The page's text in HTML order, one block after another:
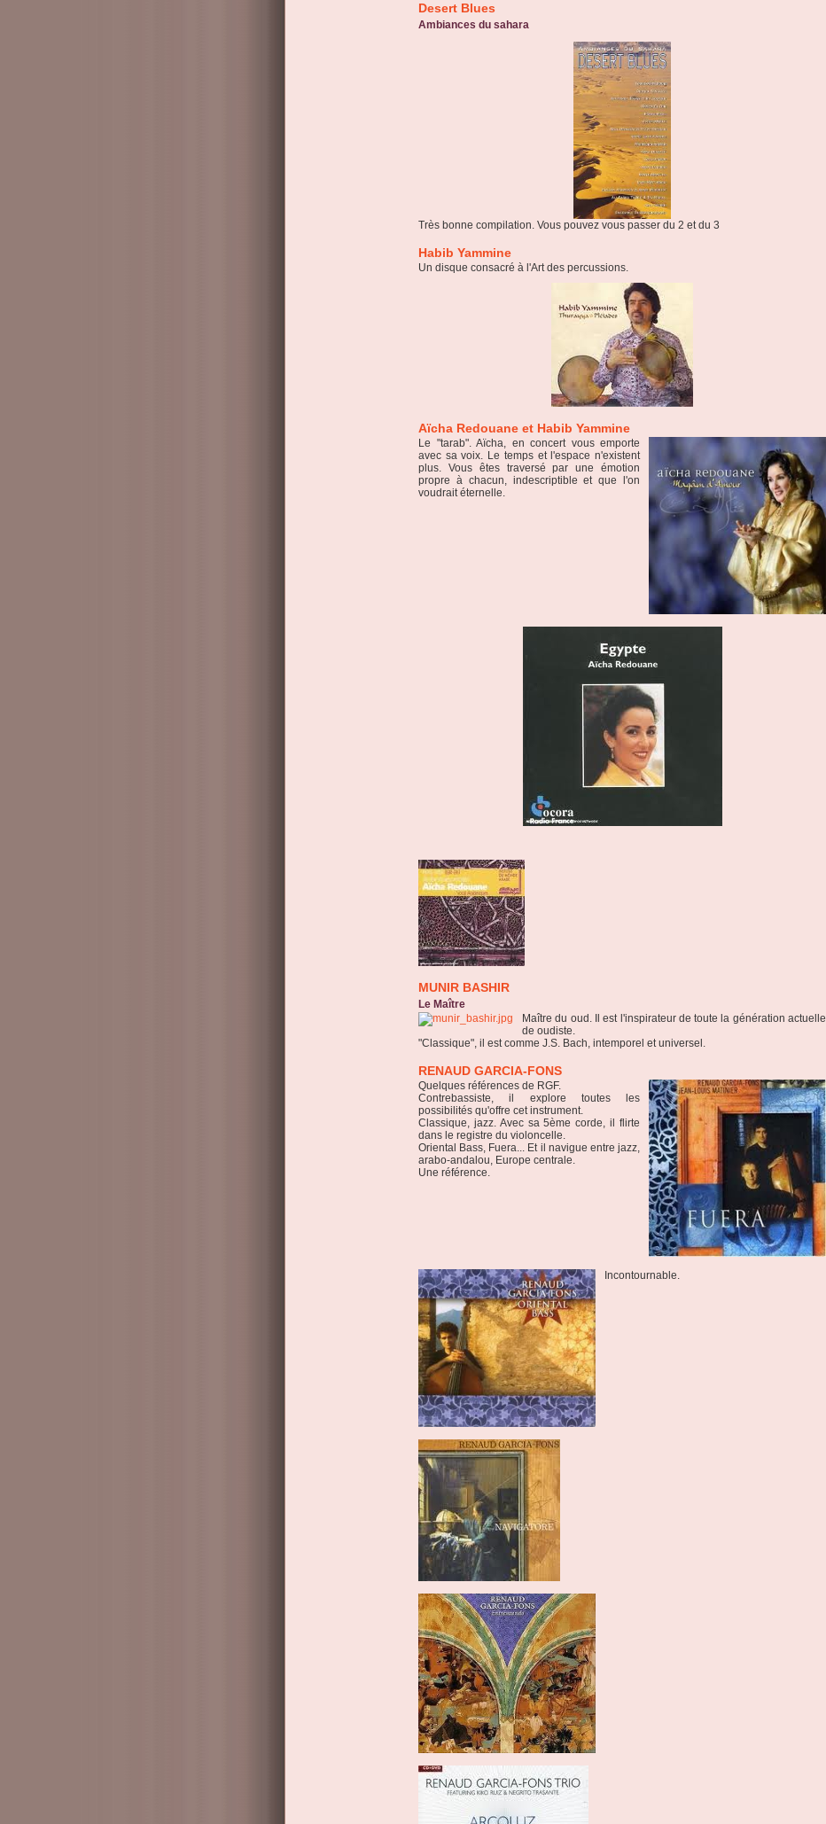
Desert Blues
Ambiances du sahara
Très bonne compilation. Vous pouvez vous passer du 2 et du 3
Habib Yammine
Un disque consacré à l'Art des percussions.
Aïcha Redouane et Habib Yammine
Le "tarab". Aïcha, en concert vous emporte
avec sa voix. Le temps et l'espace n'existent
plus. Vous êtes traversé par une émotion
propre à chacun, indescriptible et que l'on
voudrait éternelle.
MUNIR BASHIR
Le Maître
Maître du oud. Il est l'inspirateur de toute la génération actuelle
de oudiste.
"Classique", il est comme J.S. Bach, intemporel et universel.
RENAUD GARCIA-FONS
Quelques références de RGF.
Contrebassiste, il explore toutes les
possibilités qu'offre cet instrument.
Classique, jazz. Avec sa 5ème corde, il flirte
dans le registre du violoncelle.
Oriental Bass, Fuera... Et il navigue entre jazz,
arabo-andalou, Europe centrale.
Une référence.
Incontournable.